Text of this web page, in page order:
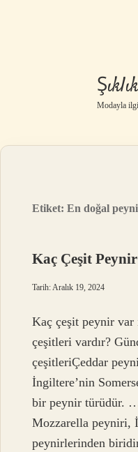
Modayla
Etiket:En doğal
Kaç Çeşit
Tarih: Aralık 19, 2024
Kaç çeşit peynir
çeşitleri vardır?
çeşitleriÇeddar
İngiltere’nin
bir peynir türüdür.
Mozzarella peyniri,
peynirlerinden